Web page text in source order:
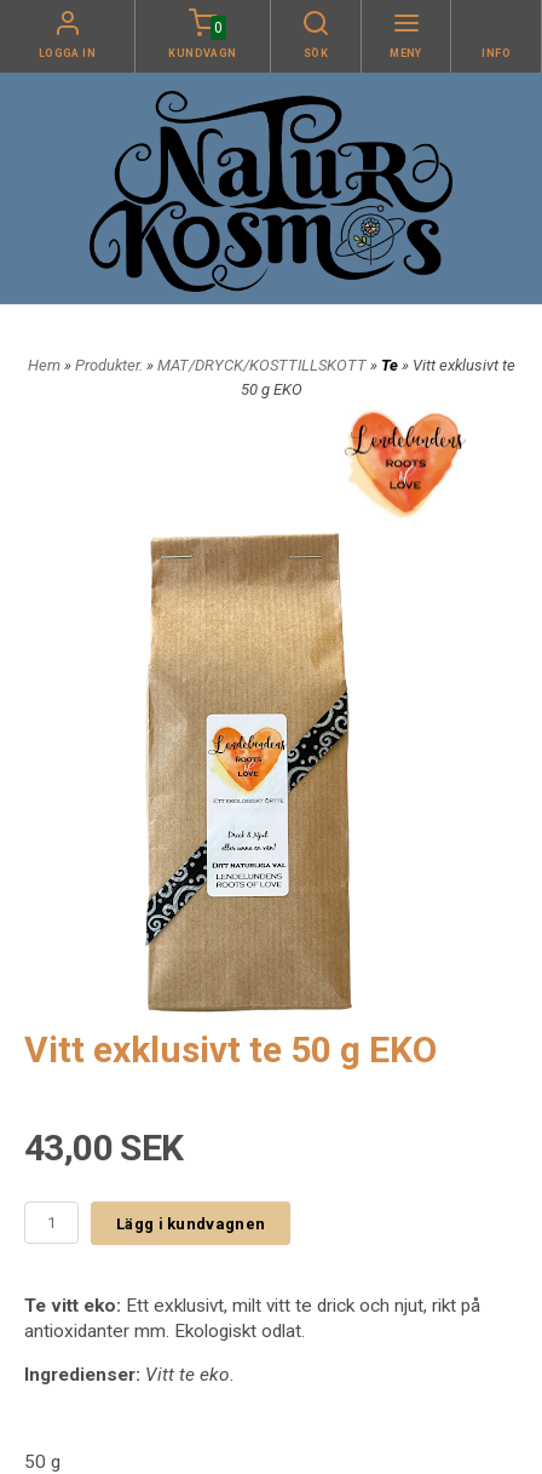
LOGGA IN
0
KUNDVAGN SÖK MENY INFO
Hem» Produkter. » MAT/DRYCK/KOSTTILLSKOTT » Te » Vitt exklusivt te
50 g EKO
Vitt exklusivt te 50 g EKO
43,00 SEK
Lägg i kundvagnen
Te vitt eko: Ett exklusivt, milt vitt te drick och njut, rikt på
antioxidanter mm. Ekologiskt odlat.
Ingredienser: Vitt te eko.
50 g